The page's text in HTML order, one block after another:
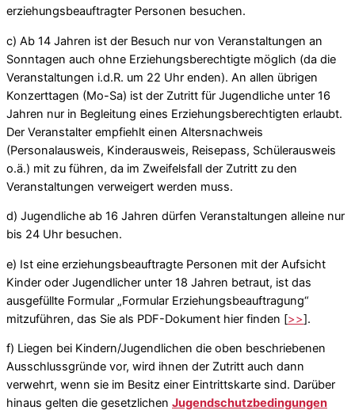
erziehungsbeauftragter Personen besuchen.
c) Ab 14 Jahren ist der Besuch nur von Veranstaltungen an
Sonntagen auch ohne Erziehungsberechtigte möglich (da die
Veranstaltungen i.d.R. um 22 Uhr enden). An allen übrigen
Konzerttagen (Mo-Sa) ist der Zutritt für Jugendliche unter 16
Jahren nur in Begleitung eines Erziehungsberechtigten erlaubt.
Der Veranstalter empfiehlt einen Altersnachweis
(Personalausweis, Kinderausweis, Reisepass, Schülerausweis
o.ä.) mit zu führen, da im Zweifelsfall der Zutritt zu den
Veranstaltungen verweigert werden muss.
d) Jugendliche ab 16 Jahren dürfen Veranstaltungen alleine nur
bis 24 Uhr besuchen.
e) Ist eine erziehungsbeauftragte Personen mit der Aufsicht
Kinder oder Jugendlicher unter 18 Jahren betraut, ist das
ausgefüllte Formular „Formular Erziehungsbeauftragung“
mitzuführen, das Sie als PDF-Dokument hier finden [>>].
f) Liegen bei Kindern/Jugendlichen die oben beschriebenen
Ausschlussgründe vor, wird ihnen der Zutritt auch dann
verwehrt, wenn sie im Besitz einer Eintrittskarte sind. Darüber
hinaus gelten die gesetzlichen Jugendschutzbedingungen